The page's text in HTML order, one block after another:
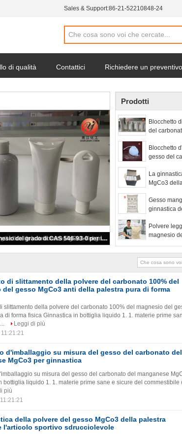
Sales & Support:86-21-52210848-24
di qualità Contattici Richiedere un preventivo
Blocchetto di slittamento della polvere del carbonato 100% del magnesio del gesso MgCo3 anti della palestra pura di forma fisica
Prodotti
Blocchetto
del
di forma
Blocchetto
gesso del
La
MgCo3
Gesso
ginnastica
Polvere
magnesio
di slittamento della polvere del carbonato 100% del
del gesso MgCo3 anti della palestra pura di forma
slittamento della polvere del carbonato 100% del magnesio del
di forma fisica Ginnastica in bottiglia liquido 1. 1. materie prime
Leggi di più
d'imballaggio su misura del gesso del carbonato del
MgCo3 per ginnastica
su misura del gesso del carbonato del manganese
bottiglia liquido 1. 1. materie prime sane e sicure del commestibile
più
della polvere del gesso MgCo3 della palestra
l'articolo sportivo sdrucciolevole